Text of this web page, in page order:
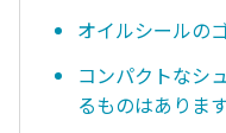
オイルシールの
コンパクトなシ
るものはありま